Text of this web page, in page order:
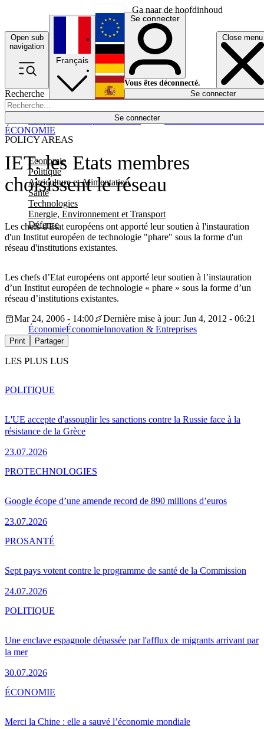
Ga naar de hoofdinhoud
Open sub
navigation
Close menu
Recherche
Se connecter
POLICY AREAS
Economie
Politique
Agriculture et Alimentation
Santé
Technologies
Energie, Environnement et Transport
Défense
Économie
Français
English
Deutsch
Español
Se connecter
Vous êtes déconnecté.
Se connecter
IET: les Etats membres
choisissent le réseau
Les chefs d'Etat européens ont apporté leur soutien à l'instauration
d'un Institut européen de technologie "phare" sous la forme d'un
réseau d'institutions existantes.
ÉCONOMIE
Les chefs d’Etat européens ont apporté leur soutien à l’instauration
d’un Institut européen de technologie « phare » sous la forme d’un
réseau d’institutions existantes.
Mar 24, 2006 - 14:00
Dernière mise à jour: Jun 4, 2012 - 06:21
ÉconomieÉconomieInnovation & Entreprises
Print Partager
LES PLUS LUS
L'UE accepte d'assouplir les sanctions contre la Russie face à la
résistance de la Grèce
23.07.2026
POLITIQUE
Google écope d’une amende record de 890 millions d’euros
23.07.2026
PROTECHNOLOGIES
Sept pays votent contre le programme de santé de la Commission
24.07.2026
PROSANTÉ
Une enclave espagnole dépassée par l'afflux de migrants arrivant par
la mer
30.07.2026
POLITIQUE
Merci la Chine : elle a sauvé l’économie mondiale
ÉCONOMIE